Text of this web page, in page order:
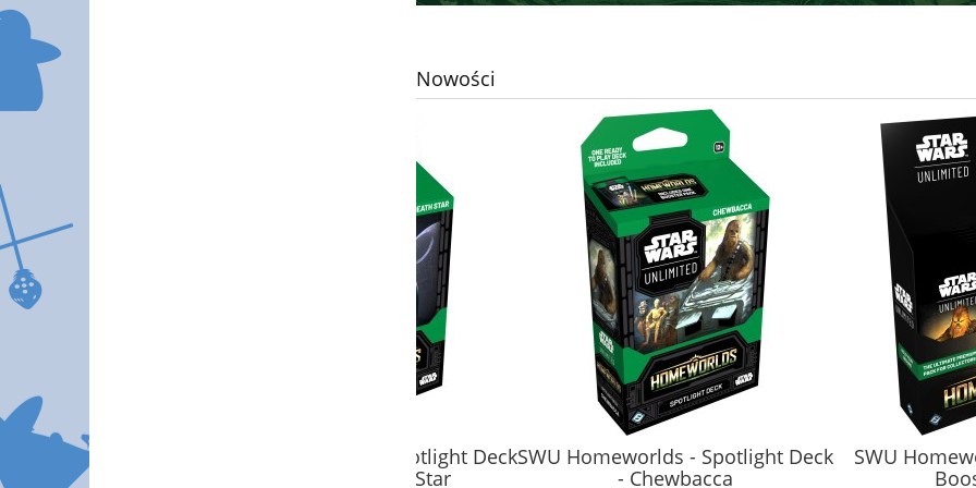
Nowości
SWU Homeworlds - Spotlight Deck
- Chewbacca
SWU Homeworlds -
Booster Box